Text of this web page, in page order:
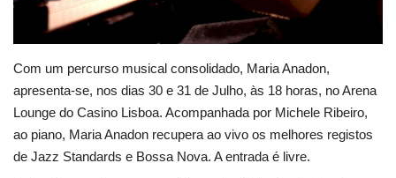
Com um percurso musical consolidado, Maria Anadon,
apresenta-se, nos dias 30 e 31 de Julho, às 18 horas, no Arena
Lounge do Casino Lisboa. Acompanhada por Michele Ribeiro,
ao piano, Maria Anadon recupera ao vivo os melhores registos
de Jazz Standards e Bossa Nova. A entrada é livre.